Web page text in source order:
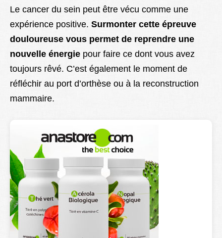
Le cancer du sein peut être vécu comme une
expérience positive. Surmonter cette épreuve
douloureuse vous permet de reprendre une
nouvelle énergie pour faire ce dont vous avez
toujours rêvé. C’est également le moment de
réfléchir au port d’orthèse ou à la reconstruction
mammaire.